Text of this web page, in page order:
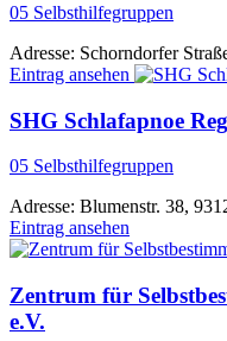
05 Selbsthilfegruppen
Adresse: Schorndorfer
Eintrag ansehen
SHG Schlafapnoe
05 Selbsthilfegruppen
Adresse: Blumenstr. 38,
Eintrag ansehen
Zentrum für
e.V.